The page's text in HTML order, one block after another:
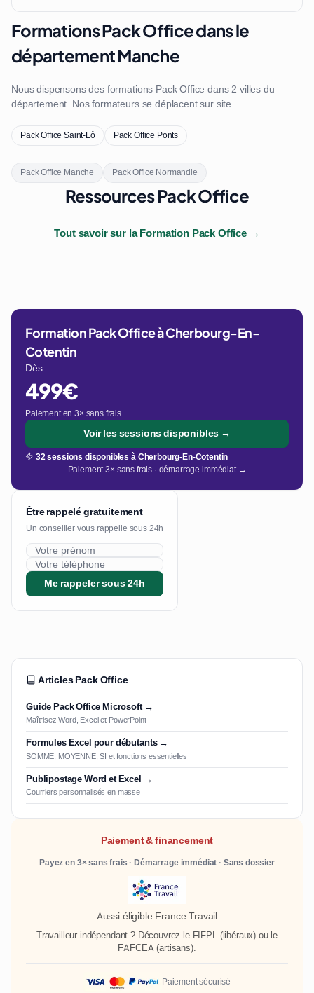
Formations Pack Office dans le
département Manche
Nous dispensons des formations Pack Office dans 2 villes du
département. Nos formateurs se déplacent sur site.
Pack Office Saint-Lô Pack Office Ponts
Pack Office Manche Pack Office Normandie
Ressources Pack Office
Tout savoir sur la Formation Pack Office →
Formation Pack Office à Cherbourg-En-
Cotentin
Dès
499€
Paiement en 3× sans frais
Voir les sessions disponibles →
32 sessions disponibles à Cherbourg-En-Cotentin
Paiement 3× sans frais · démarrage immédiat →
Être rappelé gratuitement
Un conseiller vous rappelle sous 24h
Me rappeler sous 24h
Articles Pack Office
Guide Pack Office Microsoft →
Maîtrisez Word, Excel et PowerPoint
Formules Excel pour débutants →
SOMME, MOYENNE, SI et fonctions essentielles
Publipostage Word et Excel →
Courriers personnalisés en masse
Paiement & financement
Payez en 3× sans frais · Démarrage immédiat · Sans dossier
Aussi éligible France Travail
Travailleur indépendant ? Découvrez le FIFPL(libéraux) ou le
FAFCEA (artisans).
Paiement sécurisé